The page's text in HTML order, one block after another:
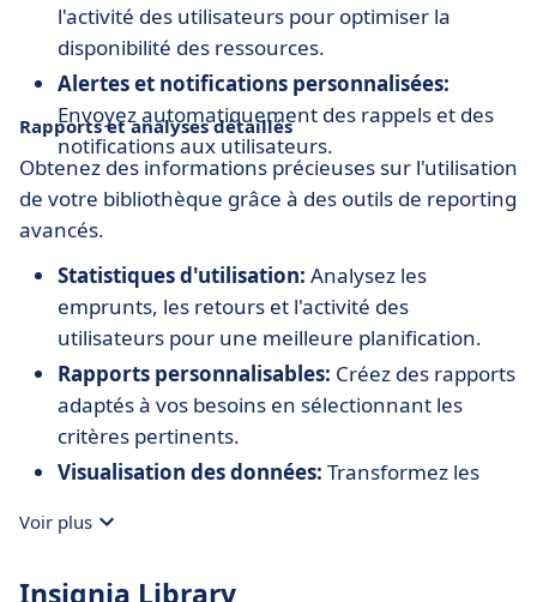
l'activité des utilisateurs pour optimiser la
disponibilité des ressources.
Alertes et notifications personnalisées:
Envoyez automatiquement des rappels et des
notifications aux utilisateurs.
Rapports et analyses détaillés
Obtenez des informations précieuses sur l'utilisation
de votre bibliothèque grâce à des outils de reporting
avancés.
Statistiques d'utilisation: Analysez les
emprunts, les retours et l'activité des
utilisateurs pour une meilleure planification.
Rapports personnalisables: Créez des rapports
adaptés à vos besoins en sélectionnant les
critères pertinents.
Visualisation des données: Transformez les
une lecture facile.
Voir plus
Insignia Library